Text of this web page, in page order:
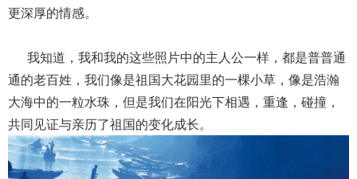
更深厚的情感。
我知道，我和我的这些照片中的主人公一样，都是普普通
通的老百姓，我们像是祖国大花园里的一棵小草，像是浩瀚
大海中的一粒水珠，但是我们在阳光下相遇，重逢，碰撞，
共同见证与亲历了祖国的变化成长。